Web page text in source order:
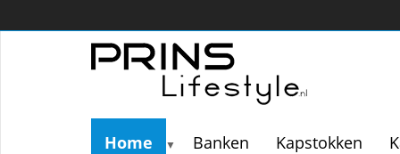
Home ▼ Banken Kapstokken